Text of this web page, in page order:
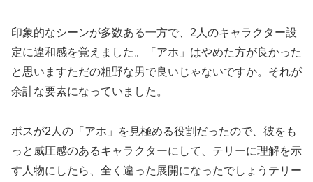
印象的なシーンが多数ある一方で、2人のキャラクター設
定に違和感を覚えました。「アホ」はやめた方が良かった
と思いますただの粗野な男で良いじゃないですか。それが
余計な要素になっていました。
ボスが2人の「アホ」を見極める役割だったので、彼をも
っと威圧感のあるキャラクターにして、テリーに理解を示
す人物にしたら、全く違った展開になったでしょうテリー